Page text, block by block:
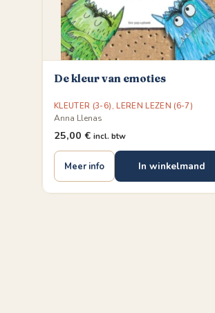
De kleur van emoties
KLEUTER (3-6),LEREN LEZEN (6-7)
Anna Llenas
25,00 € incl. btw
Meer info In winkelmand